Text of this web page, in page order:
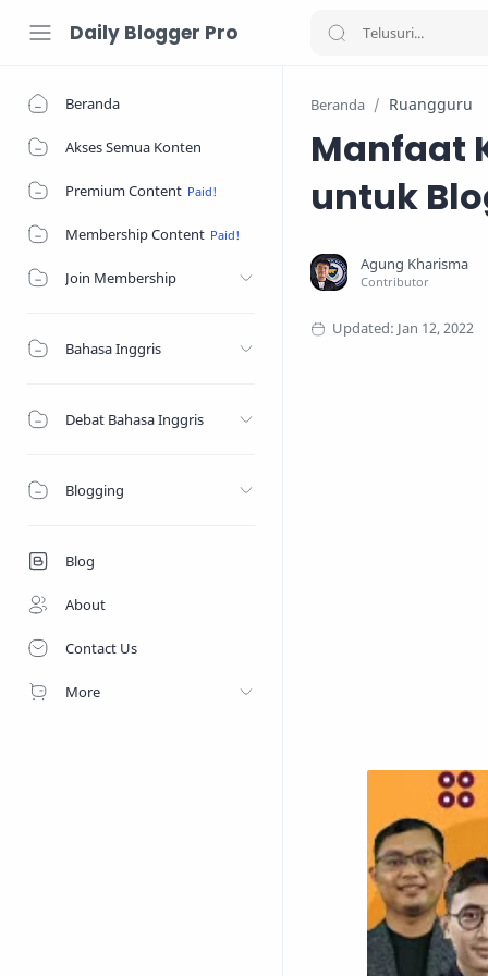
Daily Blogger Pro
Beranda
Akses Semua Konten
Premium Content
Membership Content
Join Membership
Bahasa Inggris
Debat Bahasa Inggris
Blogging
Blog
About
Contact Us
More
Beranda Ruangguru
Manfaat
untuk